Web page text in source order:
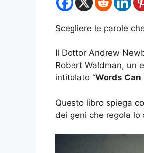
Scegliere le parole
Il Dottor Andrew
Robert Waldman, un
intitolato “Words Can
Questo libro spiega
dei geni che regola lo